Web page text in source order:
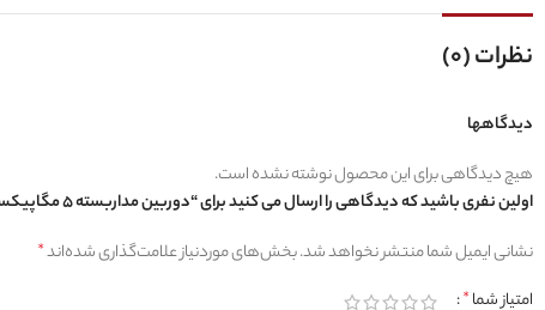
نظرات (0)
دیدگاهها
هیچ دیدگاهی برای این محصول نوشته نشده است.
اولین نفری باشید که دیدگاهی را ارسال می کنید برای “دوربین مداربسته 5 مگاپیکسل Cruiser K7CP-5H1W آیمو”
نشانی ایمیل شما منتشر نخواهد شد.بخش‌های موردنیاز علامت‌گذاری شده‌اند*
امتیاز شما*